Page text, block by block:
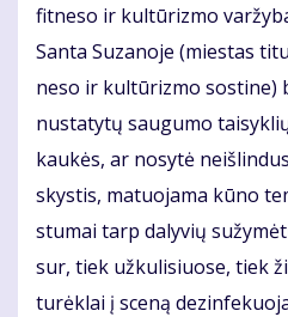
fit­ne­so ir kul­tū­riz­mo
San­ta Su­za­no­je (mies­tas
ne­so ir kul­tū­riz­mo sos­ti­ne)
nu­sta­ty­tų sau­gu­mo
kau­kės, ar no­sy­tė
skys­tis, ma­tuo­ja­ma kū­no
stu­mai tarp da­ly­vių
sur, tiek už­ku­li­siuo­se, tiek
tu­rėk­lai į sce­ną